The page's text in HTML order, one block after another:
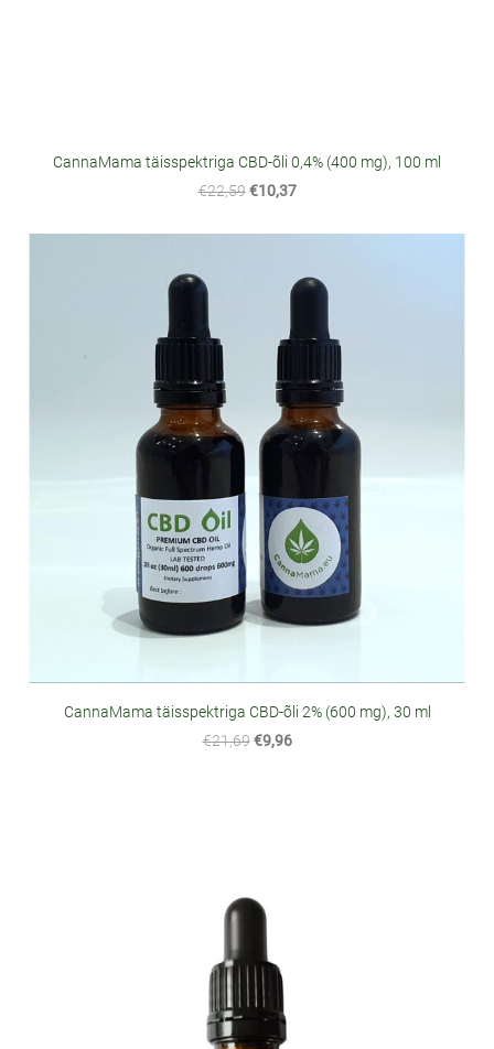
CannaMama täisspektriga CBD-õli 0,4% (400 mg), 100 ml
€22,59 €10,37
CannaMama täisspektriga CBD-õli 2% (600 mg), 30 ml
€21,69 €9,96